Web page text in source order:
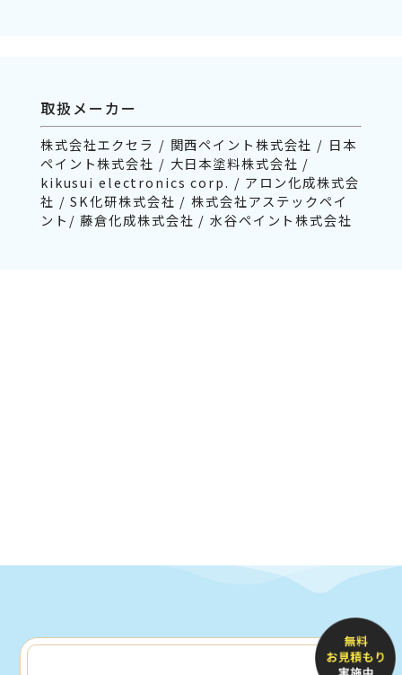
取扱メーカー
株式会社エクセラ / 関西ペイント株式会社 / 日本
ペイント株式会社 / 大日本塗料株式会社 /
kikusui electronics corp. / アロン化成株式会
社 / SK化研株式会社 / 株式会社アステックペイ
ント/ 藤倉化成株式会社 / 水谷ペイント株式会社